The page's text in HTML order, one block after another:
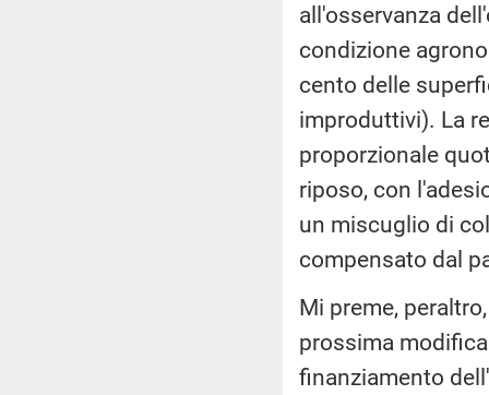
all'osservanza
condizione
cento delle
improduttivi). La
proporzionale
riposo, con
un miscuglio di
compensato dal
Mi preme,
prossima
finanziamento